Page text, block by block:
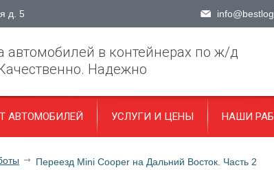
д. 5
автомобилей в контейнерах по ж/д
Надежно
АВТОМОБИЛЕЙ УСЛУГИ И ЦЕНЫ НАШИ
Переезд Mini Cooper на Дальний Восток. Часть 2